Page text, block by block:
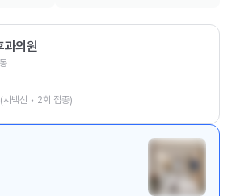
과의원
(사백신 • 2회 접종)